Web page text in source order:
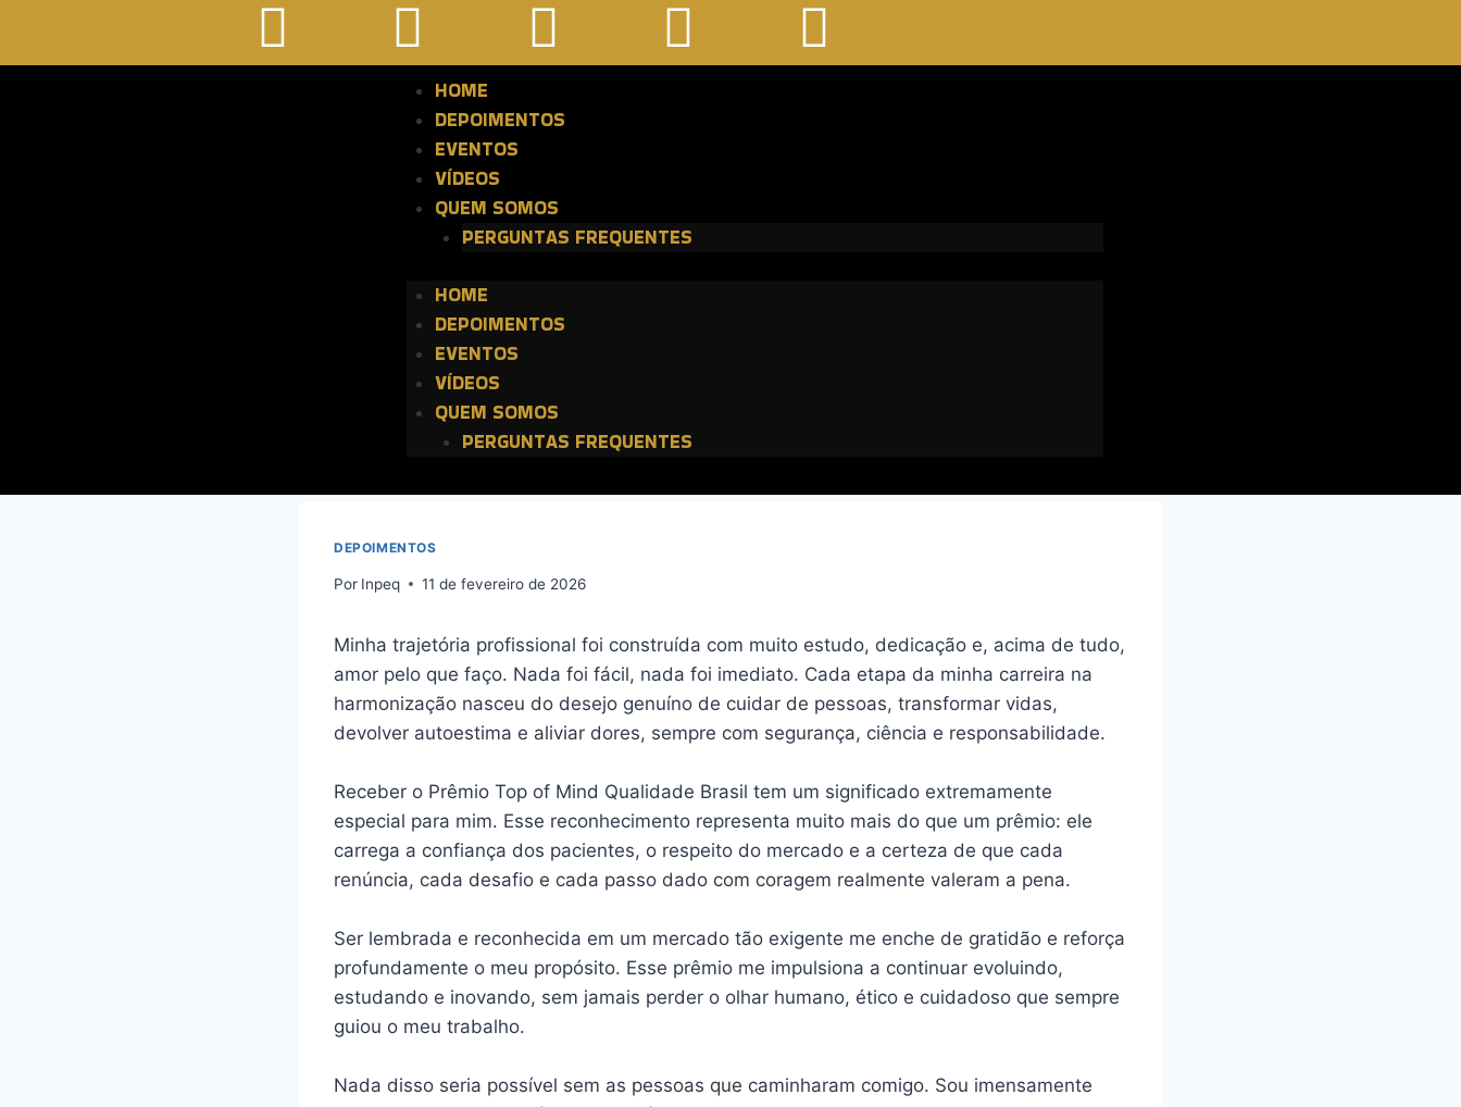
HOME
DEPOIMENTOS
EVENTOS
VÍDEOS
QUEM SOMOS
PERGUNTAS FREQUENTES
HOME
DEPOIMENTOS
EVENTOS
VÍDEOS
QUEM SOMOS
PERGUNTAS FREQUENTES
DEPOIMENTOS
Por Inpeq 11 de fevereiro de 2026
Minha trajetória profissional foi construída com muito estudo, dedicação e, acima de tudo,
amor pelo que faço. Nada foi fácil, nada foi imediato. Cada etapa da minha carreira na
harmonização nasceu do desejo genuíno de cuidar de pessoas, transformar vidas,
devolver autoestima e aliviar dores, sempre com segurança, ciência e responsabilidade.
Receber o Prêmio Top of Mind Qualidade Brasil tem um significado extremamente
especial para mim. Esse reconhecimento representa muito mais do que um prêmio: ele
carrega a confiança dos pacientes, o respeito do mercado e a certeza de que cada
renúncia, cada desafio e cada passo dado com coragem realmente valeram a pena.
Ser lembrada e reconhecida em um mercado tão exigente me enche de gratidão e reforça
profundamente o meu propósito. Esse prêmio me impulsiona a continuar evoluindo,
estudando e inovando, sem jamais perder o olhar humano, ético e cuidadoso que sempre
guiou o meu trabalho.
Nada disso seria possível sem as pessoas que caminharam comigo. Sou imensamente